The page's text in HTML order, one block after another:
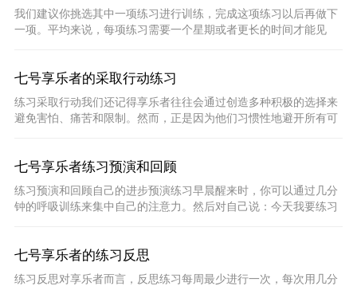
我们建议你挑选其中一项练习进行训练，完成这项练习以后再做下
一项。平均来说，每项练习需要一个星期或者更长的时间才能见
七号享乐者的采取行动练习
练习采取行动我们还记得享乐者往往会通过创造多种积极的选择来
避免害怕、痛苦和限制。然而，正是因为他们习惯性地避开所有可
七号享乐者练习预演和回顾
练习预演和回顾自己的进步预演练习早晨醒来时，你可以通过几分
钟的呼吸训练来集中自己的注意力。然后对自己说：今天我要练习
七号享乐者的练习反思
练习反思对享乐者而言，反思练习每周最少进行一次，每次用几分